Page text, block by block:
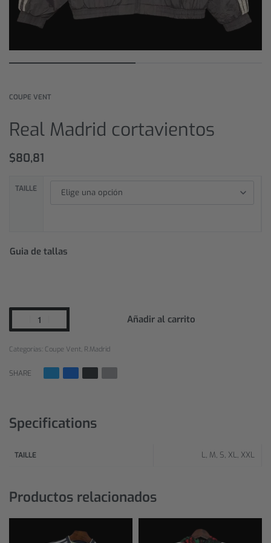
COUPE VENT
Real Madrid cortavientos
$80,81
TAILLE
Guia de tallas
Añadir al carrito
Categorías: Coupe Vent R.Madrid
SHARE
Specifications
TAILLE L, M, S, XL, XXL
Productos relacionados